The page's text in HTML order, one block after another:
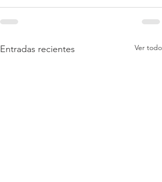
Entradas recientes Ver todo